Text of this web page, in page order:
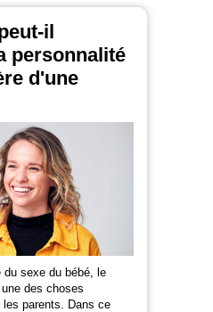
il
personnalité
d'une
du sexe du bébé, le
des choses
parents. Dans ce